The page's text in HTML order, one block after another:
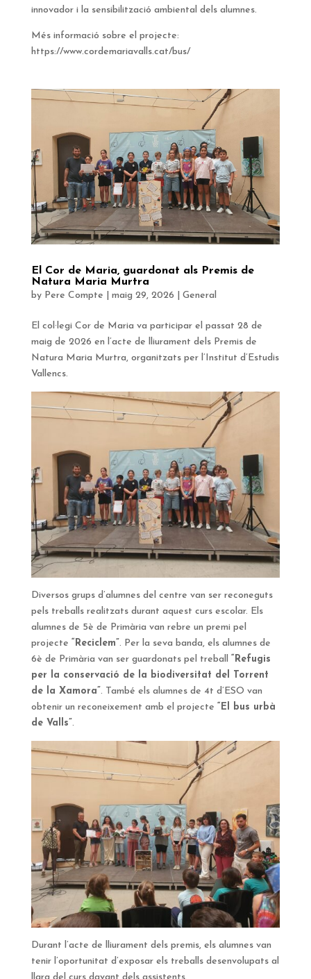
innovador i la sensibilització ambiental dels alumnes.
Més informació sobre el projecte:
https://www.cordemariavalls.cat/bus/
El Cor de Maria, guardonat als Premis de
Natura Maria Murtra
by Pere Compte maig 29, 2026 General
El col·legi Cor de Maria va participar el passat 28 de
maig de 2026 en l’acte de lliurament dels Premis de
Natura Maria Murtra, organitzats per l’Institut d’Estudis
Vallencs.
Diversos grups d’alumnes del centre van ser reconeguts
pels treballs realitzats durant aquest curs escolar. Els
alumnes de 5è de Primària van rebre un premi pel
projecte
“Reciclem”. Per la seva banda, els alumnes de
6è de Primària van ser guardonats pel treball
“Refugis
per la conservació de la biodiversitat del Torrent
de la Xamora”. També els alumnes de 4t d’ESO van
obtenir un reconeixement amb el projecte
“El bus urbà
de Valls”.
Durant l’acte de lliurament dels premis, els alumnes van
tenir l’oportunitat d’exposar els treballs desenvolupats al